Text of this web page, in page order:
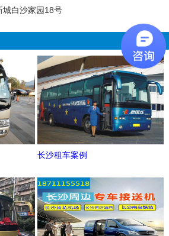
城白沙家园18号
更多
长沙租车案例